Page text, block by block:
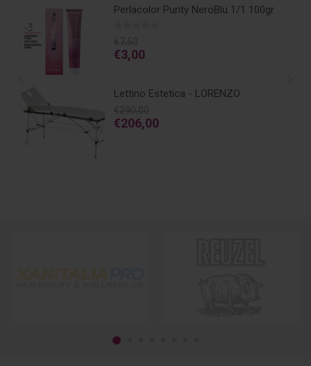
Perlacolor Purity NeroBlu 1/1 100gr
€3,00
Lettino Estetica - LORENZO
€206,00